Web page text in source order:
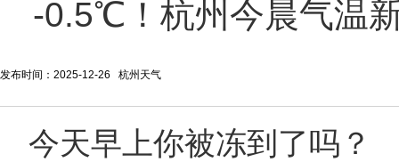
-0.5℃！杭州今晨气温
发布时间：2025-12-26 杭州天气
今天早上你被冻到了吗？